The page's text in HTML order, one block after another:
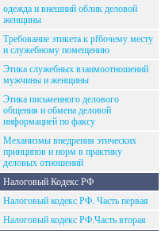
одежда и внешний облик деловой
женщины
Требование этикета к рfбочему месту
и служебному помещению
Этика служебных взаимоотношений
мужчины и женщины
Этика письменного делового
общения и обмена деловой
информацией по факсу
Механизмы внедрения этических
принципов и норм в практику
деловых отношений
Налоговый Кодекс РФ
Налоговый кодекс РФ. Часть первая
Налоговый кодекс РФ.Часть вторая